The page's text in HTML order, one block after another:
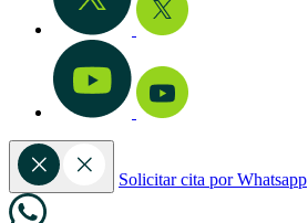
Solicitar cita por Whatsapp